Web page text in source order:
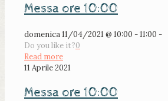
Messa ore 10:00
domenica 11/04/2021 @ 10:00 - 11:00 -
Do you like it?0
Read more
11 Aprile 2021
Messa ore 10:00